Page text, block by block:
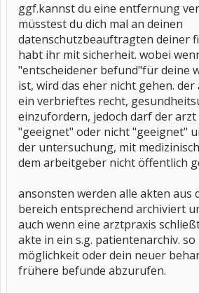
ggf.kannst du eine entfernung
müsstest du dich mal an deinen
datenschutzbeauftragten deiner
habt ihr mit sicherheit. wobei
"entscheidener befund"für deine
ist, wird das eher nicht gehen.
ein verbrieftes recht,
einzufordern, jedoch darf der
"geeignet" oder nicht "geeignet"
der untersuchung, mit
dem arbeitgeber nicht öffentlich
ansonsten werden alle akten aus
bereich entsprechend archiviert
auch wenn eine arztpraxis
akte in ein s.g. patientenarchiv. so
möglichkeit oder dein neuer
frühere befunde abzurufen.